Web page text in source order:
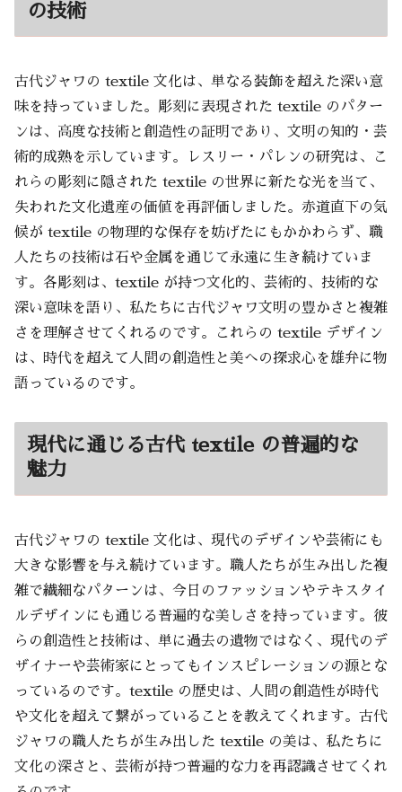
の技術
古代ジャワの textile 文化は、単なる装飾を超えた深い意
味を持っていました。彫刻に表現された textile のパター
ンは、高度な技術と創造性の証明であり、文明の知的・芸
術的成熟を示しています。レスリー・パレンの研究は、こ
れらの彫刻に隠された textile の世界に新たな光を当て、
失われた文化遺産の価値を再評価しました。赤道直下の気
候が textile の物理的な保存を妨げたにもかかわらず、職
人たちの技術は石や金属を通じて永遠に生き続けていま
す。各彫刻は、textile が持つ文化的、芸術的、技術的な
深い意味を語り、私たちに古代ジャワ文明の豊かさと複雑
さを理解させてくれるのです。これらの textile デザイン
は、時代を超えて人間の創造性と美への探求心を雄弁に物
語っているのです。
現代に通じる古代 textile の普遍的な
魅力
古代ジャワの textile 文化は、現代のデザインや芸術にも
大きな影響を与え続けています。職人たちが生み出した複
雑で繊細なパターンは、今日のファッションやテキスタイ
ルデザインにも通じる普遍的な美しさを持っています。彼
らの創造性と技術は、単に過去の遺物ではなく、現代のデ
ザイナーや芸術家にとってもインスピレーションの源とな
っているのです。textile の歴史は、人間の創造性が時代
や文化を超えて繋がっていることを教えてくれます。古代
ジャワの職人たちが生み出した textile の美は、私たちに
文化の深さと、芸術が持つ普遍的な力を再認識させてくれ